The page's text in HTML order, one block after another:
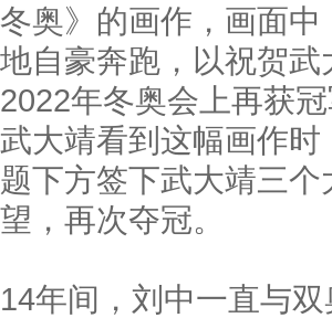
冬奥》的画作，画面
地自豪奔跑，以祝贺
2022年冬奥会上再获
武大靖看到这幅画作
题下方签下武大靖三
望，再次夺冠。
14年间，刘中一直与